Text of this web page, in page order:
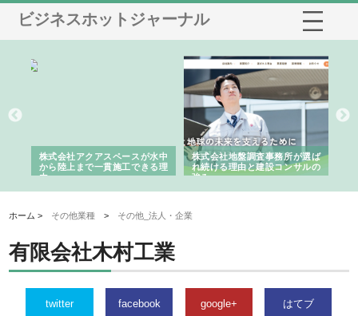
ビジネスホットジャーナル
株式会社アクアスペースが水中
から陸上まで一貫施工できる理
由
株式会社地盤調査事務所が選ば
れ続ける理由と建設コンサルの
強み
ホーム > その他業種 > その他_法人・企業
有限会社木村工業
twitter facebook google+ はてブ